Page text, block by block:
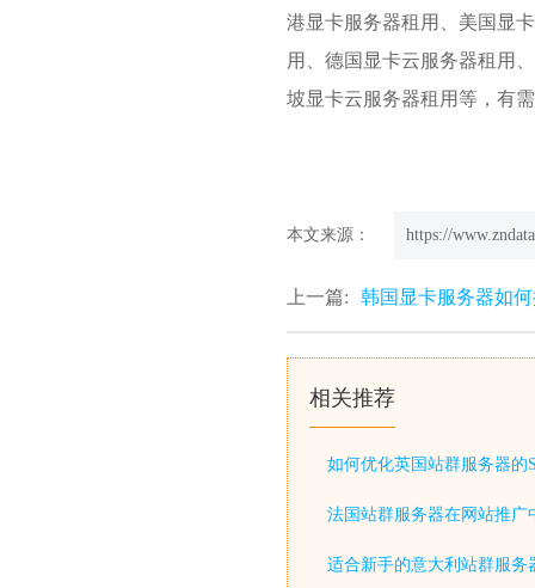
港显卡服务器租用、美国显
用、德国显卡云服务器租用
坡显卡云服务器租用等，有
本文来源： https://
上一篇: 韩国显卡服务器如
相关推荐
如何优化英国站群服务器的
法国站群服务器在网站推广
适合新手的意大利站群服务